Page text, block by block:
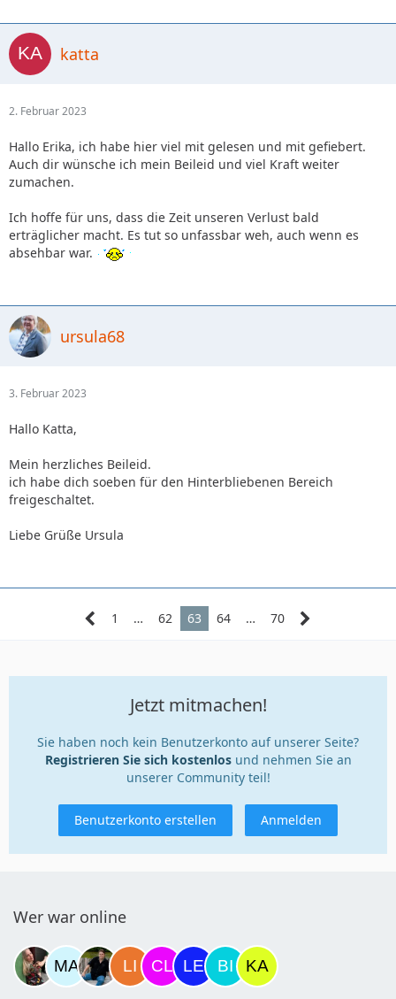
katta
2. Februar 2023
Hallo Erika, ich habe hier viel mit gelesen und mit gefiebert.
Auch dir wünsche ich mein Beileid und viel Kraft weiter
zumachen.
Ich hoffe für uns, dass die Zeit unseren Verlust bald
erträglicher macht. Es tut so unfassbar weh, auch wenn es
absehbar war.
ursula68
3. Februar 2023
Hallo Katta,
Mein herzliches Beileid.
ich habe dich soeben für den Hinterbliebenen Bereich
freigeschaltet.
Liebe Grüße Ursula
1 … 62 63 64 … 70
Jetzt mitmachen!
Sie haben noch kein Benutzerkonto auf unserer Seite?
Registrieren Sie sich kostenlosund nehmen Sie an
unserer Community teil!
Benutzerkonto erstellen Anmelden
Wer war online